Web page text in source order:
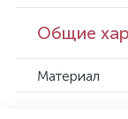
Общие
Материал